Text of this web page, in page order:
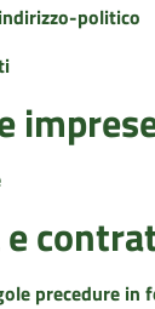
politico
e
precedure in